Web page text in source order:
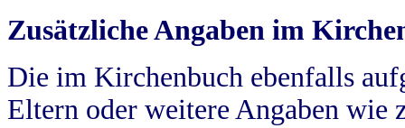
Zusätzliche Angaben im
Die im Kirchenbuch ebenfalls
Eltern oder weitere Angaben wie